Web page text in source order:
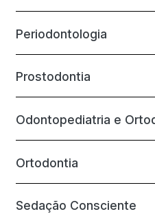
Periodontologia
Prostodontia
Odontopediatria e
Ortodontia
Sedação Consciente